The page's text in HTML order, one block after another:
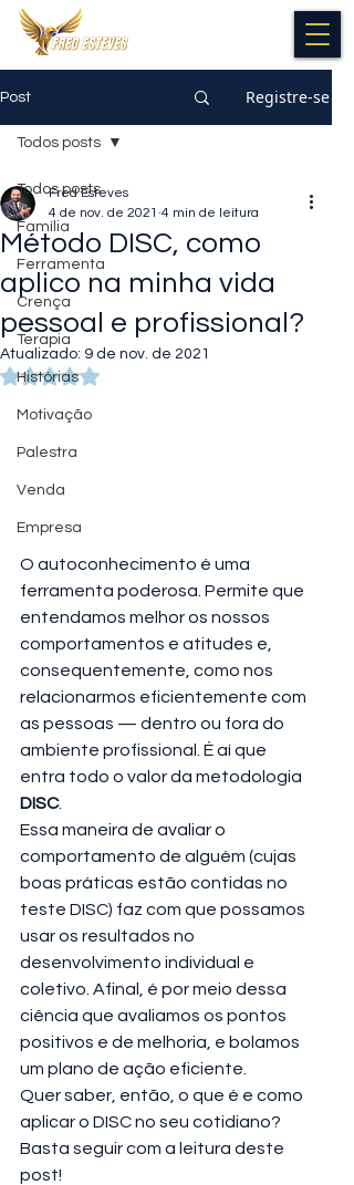
Post Registre-se
Todos posts
Família
Ferramenta
Crença
Terapia
Histórias
Motivação
Palestra
Venda
Empresa
Todos posts
Método DISC, como
aplico na minha vida
pessoal e profissional?
Fred Esteves
4 de nov. de 2021 4 min de leitura
Atualizado: 9 de nov. de 2021
Avaliado com NaN de 5 estrelas.
O autoconhecimento é uma
ferramenta poderosa. Permite que
entendamos melhor os nossos
comportamentos e atitudes e,
consequentemente, como nos
relacionarmos eficientemente com
as pessoas — dentro ou fora do
ambiente profissional. É aí que
entra todo o valor da metodologia
DISC.
Essa maneira de avaliar o
comportamento de alguém (cujas
boas práticas estão contidas no
teste DISC) faz com que possamos
usar os resultados no
desenvolvimento individual e
coletivo. Afinal, é por meio dessa
ciência que avaliamos os pontos
positivos e de melhoria, e bolamos
um plano de ação eficiente.
Quer saber, então, o que é e como
aplicar o DISC no seu cotidiano?
Basta seguir com a leitura deste
post!